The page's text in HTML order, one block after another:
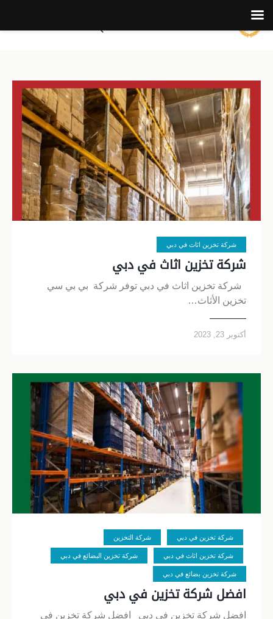
شركة تخزين اثاث في دبي
شركة تخزين اثاث في دبي
شركة تخزين اثاث في دبي توفر شركة بي بي سي
تخزين الأثاث…
أكتوبر 23, 2023
شركة تخزين في دبي شركة التخزين
شركة تخزين اثاث في دبي شركة تخزين البضائع في دبي
شركة تخزين بضائع في دبي
افضل شركة تخزين في دبي
افضل شركة تخزين في دبي افضل شركة تخزين في